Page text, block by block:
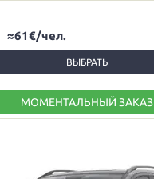
≈61€/чел.
ВЫБРАТЬ
МОМЕНТАЛЬНЫЙ ЗАКАЗ